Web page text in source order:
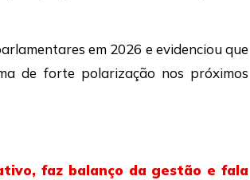
em 2026 e evidenciou que
de forte polarização nos próximos
faz balanço da gestão e fala